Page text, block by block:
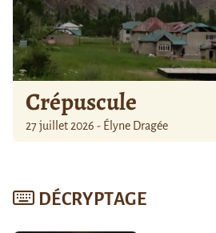
Crépuscule
27 juillet 2026 - Élyne Dragée
DÉCRYPTAGE